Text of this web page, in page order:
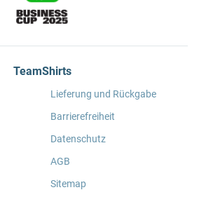
TeamShirts
Lieferung und Rückgabe
Barrierefreiheit
Datenschutz
AGB
Sitemap